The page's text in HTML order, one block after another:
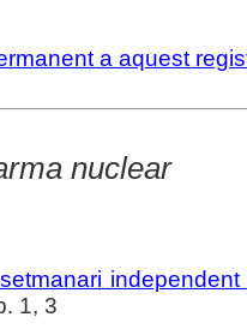
a aquest
nuclear
1, 3